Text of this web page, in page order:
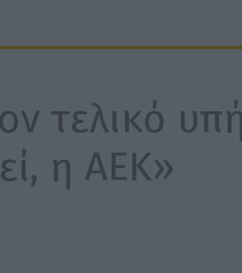
τελικό
η ΑΕΚ»